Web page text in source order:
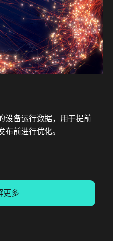
设备运行数据，用于提前
前进行优化。
更多